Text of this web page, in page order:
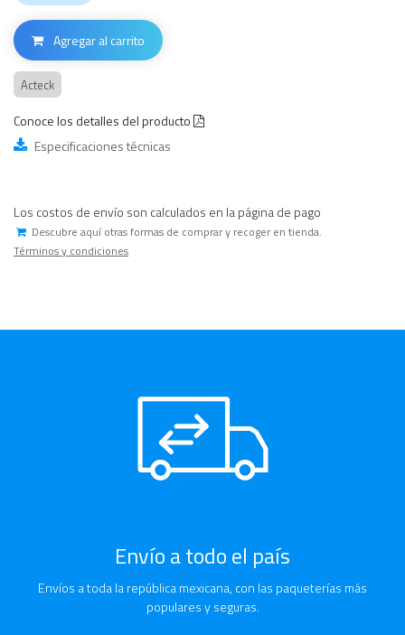
Agregar al carrito
Acteck
Conoce los detalles del producto
Especificaciones técnicas
Los costos de envío son calculados en la página de pago
Descubre aquí otras formas de comprar y recoger en tienda.
Términos y condiciones
Envío a todo el país
Envíos a toda la república mexicana, con las paqueterías más
populares y seguras.